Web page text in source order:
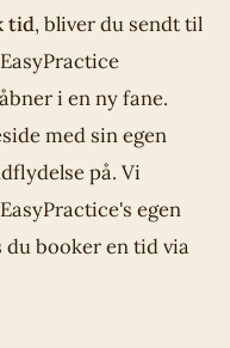
tid, bliver du sendt til
i en ny fane.
med sin egen
på. Vi
egen
booker en tid via